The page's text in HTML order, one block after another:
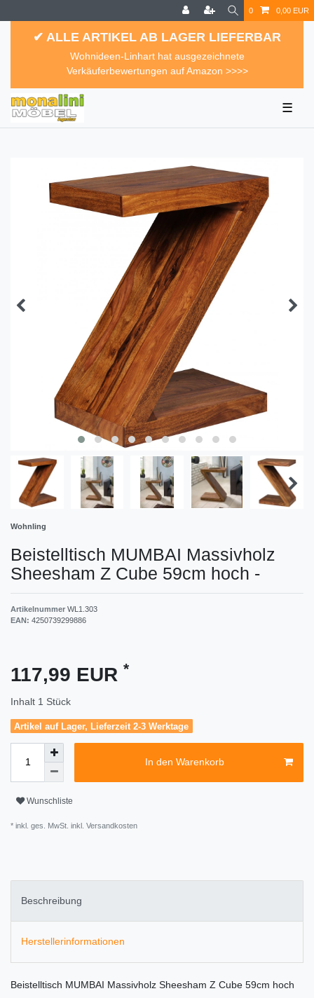
0 0,00 EUR
✔ ALLE ARTIKEL AB LAGER LIEFERBAR
Wohnideen-Linhart hat ausgezeichnete
Verkäuferbewertungen auf Amazon >>>>
☰
Wohnling
Beistelltisch MUMBAI Massivholz
Sheesham Z Cube 59cm hoch -
Artikelnummer WL1.303
EAN: 4250739299886
117,99 EUR *
Inhalt 1 Stück
Artikel auf Lager, Lieferzeit 2-3 Werktage
In den Warenkorb
Wunschliste
* inkl. ges. MwSt. inkl. Versandkosten
Beschreibung
Herstellerinformationen
Beistelltisch MUMBAI Massivholz Sheesham Z Cube 59cm hoch